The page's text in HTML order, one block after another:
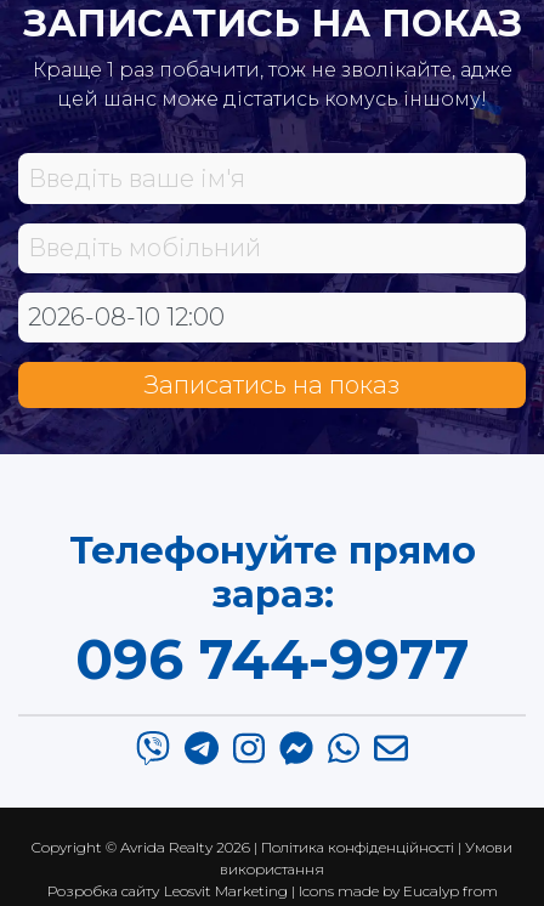
ЗАПИСАТИСЬ НА ПОКАЗ
Краще 1 раз побачити, тож не зволікайте, адже
цей шанс може дістатись комусь іншому!
Записатись на показ
Телефонуйте прямо
зараз:
096 744-9977
Copyright © Avrida Realty 2026 | Політика конфіденційності | Умови
використання
Розробка сайту Leosvit Marketing | Icons made by Eucalypfrom